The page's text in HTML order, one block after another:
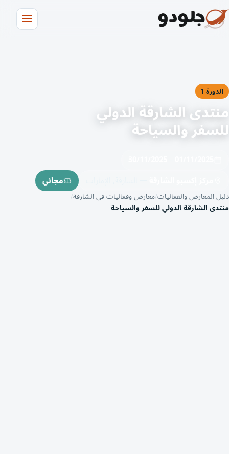
الدورة 1
منتدى الشارقة الدولي
للسفر والسياحة
مجاني
دليل المعارض والفعالياتمعارض وفعاليات في الشارقة
منتدى الشارقة الدولي للسفر والسياحة